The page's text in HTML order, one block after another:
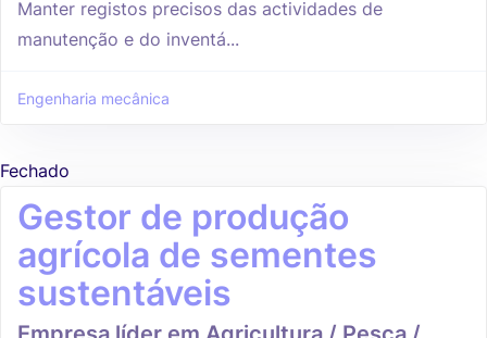
Manter registos precisos das actividades de
manutenção e do inventá...
Engenharia mecânica
Fechado
Gestor de produção
agrícola de sementes
sustentáveis